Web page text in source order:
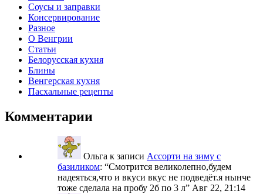
Соусы и заправки
Консервирование
Разное
О Венгрии
Статьи
Белорусская кухня
Блины
Венгерская кухня
Пасхальные рецепты
Комментарии
Ольга к записи Ассорти на зиму с
базиликом: “Смотрится великолепно,будем
надеяться,что и вкуси вкус не подведёт.я нынче
тоже сделала на пробу 2б по 3 л” Авг 22, 21:14